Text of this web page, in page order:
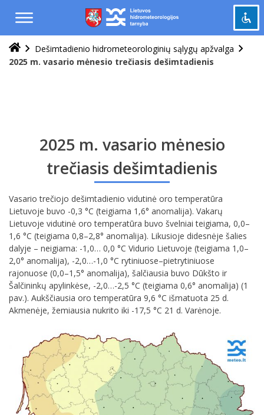
title Pažymėti antraštes
Tamsus kontrastas
Grąžinti
viską
į
pradinę
būseną
cached
turinį
Dešimtadienio hidrometeorologinių sąlygų apžvalga
2025 m. vasario mėnesio trečiasis dešimtadienis
2025 m. vasario mėnesio
trečiasis dešimtadienis
Vasario trečiojo dešimtadienio vidutinė oro temperatūra
Lietuvoje buvo -0,3 °C (teigiama 1,6° anomalija). Vakarų
Lietuvoje vidutinė oro temperatūra buvo švelniai teigiama, 0,0–
1,6 °C (teigiama 0,8–2,8° anomalija). Likusioje didesnėje šalies
dalyje – neigiama: -1,0… 0,0 °C Vidurio Lietuvoje (teigiama 1,0–
2,0° anomalija), -2,0…-1,0 °C rytiniuose–pietrytiniuose
rajonuose (0,0–1,5° anomalija), šalčiausia buvo Dūkšto ir
Šalčininkų apylinkėse, -2,0…-2,5 °C (teigiama 0,6° anomalija) (1
pav.). Aukščiausia oro temperatūra 9,6 °C išmatuota 25 d.
Akmenėje, žemiausia nukrito iki -17,5 °C 21 d. Varėnoje.